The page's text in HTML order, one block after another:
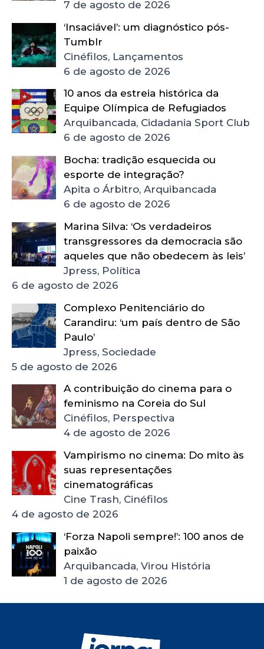
7 de agosto de 2026
‘Insaciável’: um diagnóstico pós-
Tumblr
Cinéfilos, Lançamentos
6 de agosto de 2026
10 anos da estreia histórica da
Equipe Olímpica de Refugiados
Arquibancada, Cidadania Sport Club
6 de agosto de 2026
Bocha: tradição esquecida ou
esporte de integração?
Apita o Árbitro, Arquibancada
6 de agosto de 2026
Marina Silva: ‘Os verdadeiros
transgressores da democracia são
aqueles que não obedecem às leis’
Jpress, Política
6 de agosto de 2026
Complexo Penitenciário do
Carandiru: ‘um país dentro de São
Paulo’
Jpress, Sociedade
5 de agosto de 2026
A contribuição do cinema para o
feminismo na Coreia do Sul
Cinéfilos, Perspectiva
4 de agosto de 2026
Vampirismo no cinema: Do mito às
suas representações
cinematográficas
Cine Trash, Cinéfilos
4 de agosto de 2026
‘Forza Napoli sempre!’: 100 anos de
paixão
Arquibancada, Virou História
1 de agosto de 2026